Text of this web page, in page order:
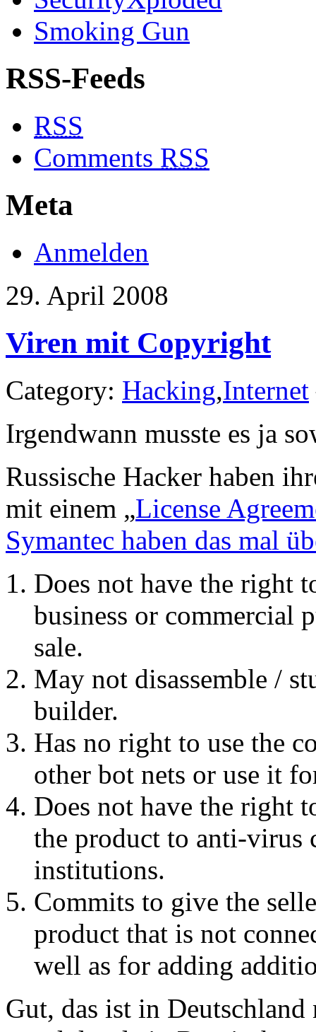
Smoking Gun
RSS-Feeds
RSS
Comments RSS
Meta
Anmelden
29. April 2008
Viren mit Copyright
Category: Hacking,Internet
Irgendwann musste es ja
Russische Hacker haben
mit einem „License
Symantec haben das mal
Does not have the right
business or commercial
sale.
May not disassemble /
builder.
Has no right to use the
other bot nets or use it
Does not have the right
the product to anti-virus
institutions.
Commits to give the
product that is not
well as for adding
Gut, das ist in